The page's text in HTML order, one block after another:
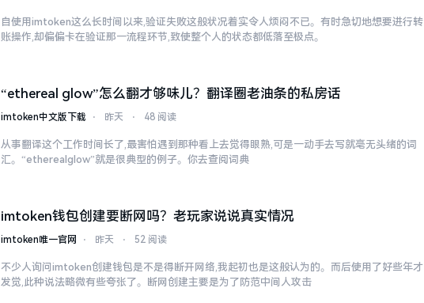
自使用imtoken这么长时间以来,验证失败这般状况着实令人烦闷不已。有时急切地想要进行转
账操作,却偏偏卡在验证那一流程环节,致使整个人的状态都低落至极点。
“ethereal glow”怎么翻才够味儿？翻译圈老油条的私房话
imtoken中文版下载 ⋅ 昨天 ⋅ 48 阅读
从事翻译这个工作时间长了,最害怕遇到那种看上去觉得眼熟,可是一动手去写就毫无头绪的词
汇。“etherealglow”就是很典型的例子。你去查阅词典
imtoken钱包创建要断网吗？老玩家说说真实情况
imtoken唯一官网 ⋅ 昨天 ⋅ 52 阅读
不少人询问imtoken创建钱包是不是得断开网络,我起初也是这般认为的。而后使用了好些年才
发觉,此种说法略微有些夸张了。断网创建主要是为了防范中间人攻击